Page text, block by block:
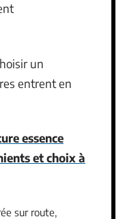
un
entrent en
essence
et choix à
sur route,